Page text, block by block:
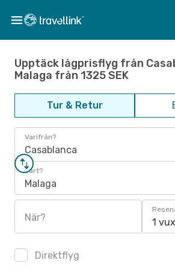
Upptäck lågprisflyg från
Malaga från 1325 SEK
Tur & Retur
Varifrån?
Casablanca
Vart?
Malaga
När? 1
Direktflyg